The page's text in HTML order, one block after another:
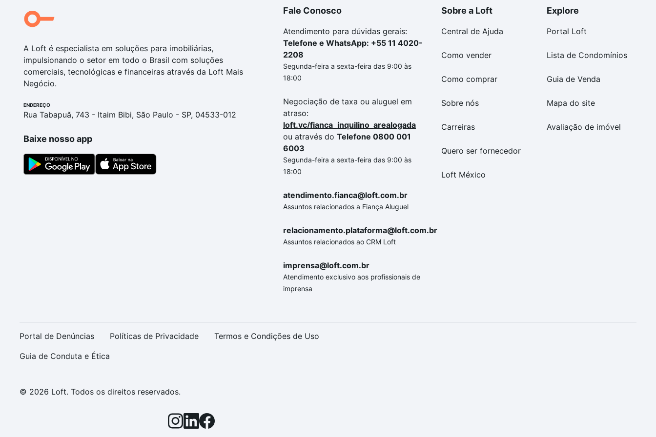
A Loft é especialista em soluções para imobiliárias,
impulsionando o setor em todo o Brasil com soluções
comerciais, tecnológicas e financeiras através da Loft Mais
Negócio.
ENDEREÇO
Rua Tabapuã, 743 - Itaim Bibi, São Paulo - SP, 04533-012
Baixe nosso app
Fale Conosco
Atendimento para dúvidas gerais:
Telefone e WhatsApp: +55 11 4020-
2208
Segunda-feira a sexta-feira das 9:00 às
18:00
Negociação de taxa ou aluguel em
atraso:
loft.vc/fianca_inquilino_arealogada
ou através do Telefone 0800 001
6003
Segunda-feira a sexta-feira das 9:00 às
18:00
atendimento.fianca@loft.com.br
Assuntos relacionados a Fiança Aluguel
relacionamento.plataforma@loft.com.br
Assuntos relacionados ao CRM Loft
imprensa@loft.com.br
Atendimento exclusivo aos profissionais de
imprensa
Sobre a Loft
Central de Ajuda
Como vender
Como comprar
Sobre nós
Carreiras
Quero ser fornecedor
Loft México
Explore
Portal Loft
Lista de Condomínios
Guia de Venda
Mapa do site
Avaliação de imóvel
Portal de Denúncias Políticas de Privacidade Termos e Condições de Uso
Guia de Conduta e Ética
© 2026 Loft. Todos os direitos reservados.